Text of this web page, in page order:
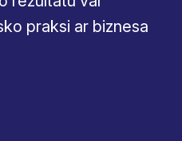
praksi ar biznesa